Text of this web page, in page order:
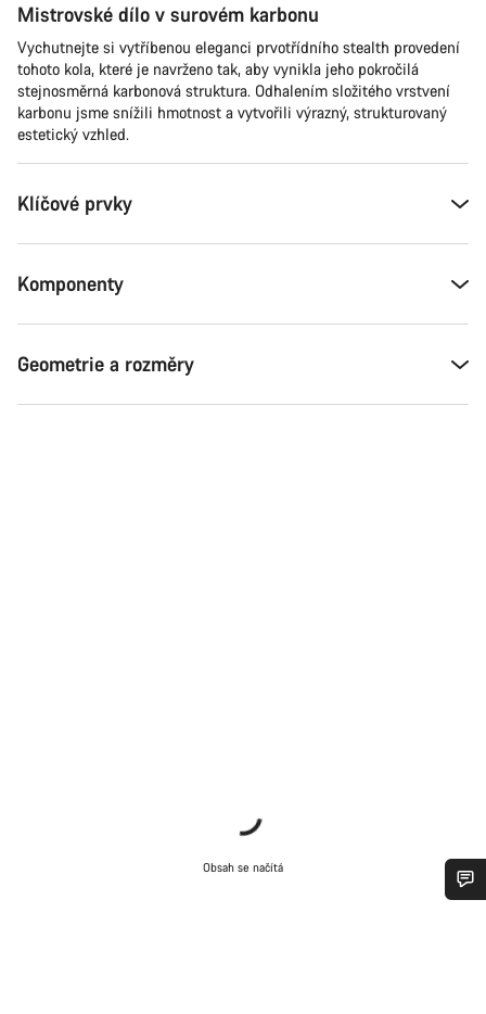
Mistrovské dílo v surovém karbonu
Vychutnejte si vytříbenou eleganci prvotřídního stealth provedení
tohoto kola, které je navrženo tak, aby vynikla jeho pokročilá
stejnosměrná karbonová struktura. Odhalením složitého vrstvení
karbonu jsme snížili hmotnost a vytvořili výrazný, strukturovaný
estetický vzhled.
Klíčové prvky
Komponenty
Geometrie a rozměry
Obsah se načítá